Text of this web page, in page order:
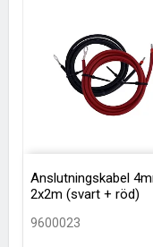
Anslutningskabel
2x2m (svart + röd)
9600023